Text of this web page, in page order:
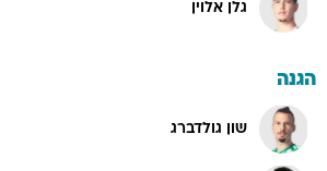
גלן אלוין
הגנה
שון גולדברג